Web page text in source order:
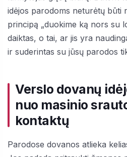
idėjos parodoms neturėtų būti
principą „duokime ką nors su
daiktas, o tai, ar jis yra
ir suderintas su jūsų parodos
Verslo dovanų
nuo masinio
kontaktų
Parodose dovanos atlieka